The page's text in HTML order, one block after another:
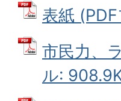
表紙
市民力、
ル: